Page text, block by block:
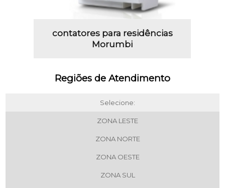
contatores para residências
Morumbi
Regiões de Atendimento
Selecione:
ZONA LESTE
ZONA NORTE
ZONA OESTE
ZONA SUL